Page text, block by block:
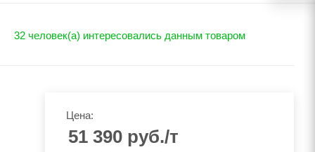
32 человек(а) интересовались данным товаром
Цена:
51 390руб./т